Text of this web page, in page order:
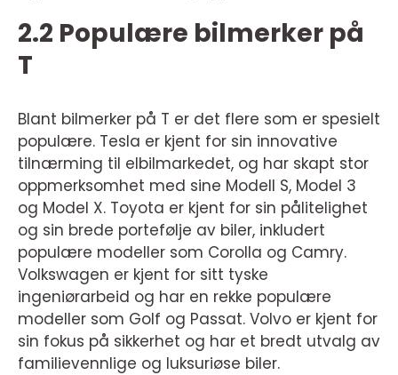
2.2 Populære bilmerker på
T
Blant bilmerker på T er det flere som er spesielt
populære. Tesla er kjent for sin innovative
tilnærming til elbilmarkedet, og har skapt stor
oppmerksomhet med sine Modell S, Model 3
og Model X. Toyota er kjent for sin pålitelighet
og sin brede portefølje av biler, inkludert
populære modeller som Corolla og Camry.
Volkswagen er kjent for sitt tyske
ingeniørarbeid og har en rekke populære
modeller som Golf og Passat. Volvo er kjent for
sin fokus på sikkerhet og har et bredt utvalg av
familievennlige og luksuriøse biler.